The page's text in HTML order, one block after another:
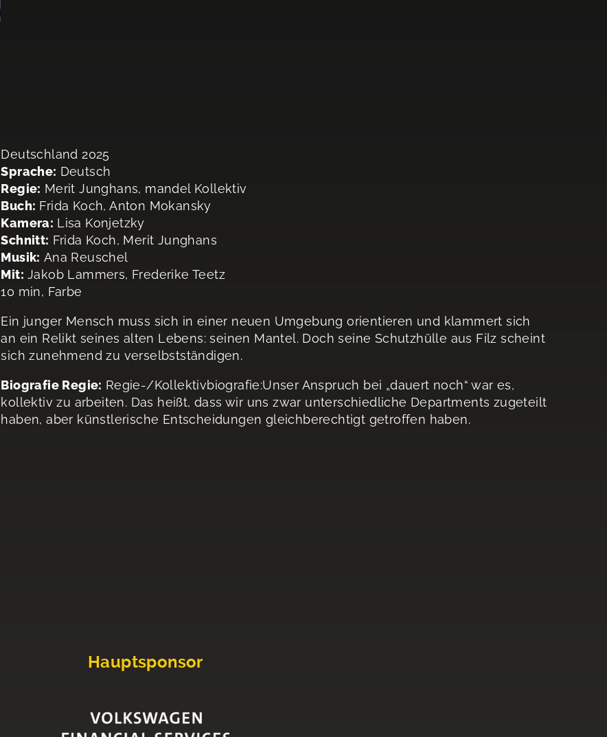
Deutschland 2025
Sprache: Deutsch
Regie: Merit Junghans, mandel Kollektiv
Buch: Frida Koch, Anton Mokansky
Kamera: Lisa Konjetzky
Schnitt: Frida Koch, Merit Junghans
Musik: Ana Reuschel
Mit: Jakob Lammers, Frederike Teetz
10 min, Farbe
Ein junger Mensch muss sich in einer neuen Umgebung orientieren und klammert sich
an ein Relikt seines alten Lebens: seinen Mantel. Doch seine Schutzhülle aus Filz scheint
sich zunehmend zu verselbstständigen.
Biografie Regie: Regie-/Kollektivbiografie:Unser Anspruch bei „dauert noch“ war es,
kollektiv zu arbeiten. Das heißt, dass wir uns zwar unterschiedliche Departments zugeteilt
haben, aber künstlerische Entscheidungen gleichberechtigt getroffen haben.
Hauptsponsor